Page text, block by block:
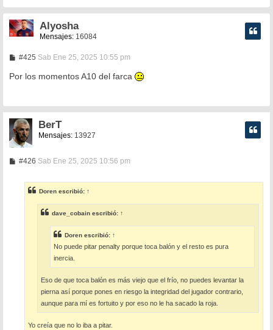
Alyosha
Mensajes: 16084
#425M
n
e
Sab Ene 25, 2025 10:55 pm
Por los momentos A10 del farca
BerT
Mensajes:13927
#426M
s
a
Sab Ene 25, 2025 10:56 pm
Doren escribió: ↑
dave_cobain escribió: ↑
Doren escribió: ↑
No puede pitar penalty porque toca balón y el resto es pura
inercia.
Eso de que toca balón es más viejo que el frío, no puedes levantar la
pierna así porque pones en riesgo la integridad del jugador contrario,
aunque para mí es fortuito y por eso no le ha sacado la roja.
Yo creía que no lo iba a pitar.